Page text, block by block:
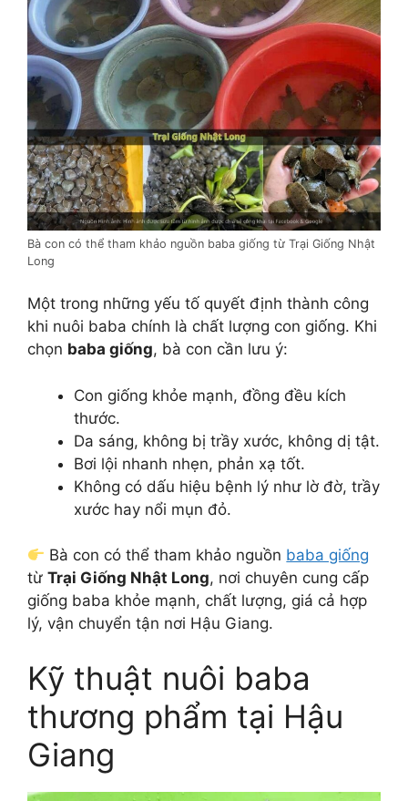
Bà con có thể tham khảo nguồn baba giống từ Trại Giống Nhật
Long
Một trong những yếu tố quyết định thành công
khi nuôi baba chính là chất lượng con giống. Khi
chọn baba giống, bà con cần lưu ý:
Con giống khỏe mạnh, đồng đều kích
thước.
Da sáng, không bị trầy xước, không dị tật.
Bơi lội nhanh nhẹn, phản xạ tốt.
Không có dấu hiệu bệnh lý như lờ đờ, trầy
xước hay nổi mụn đỏ.
Bà con có thể tham khảo nguồn baba giống
từ Trại Giống Nhật Long, nơi chuyên cung cấp
giống baba khỏe mạnh, chất lượng, giá cả hợp
lý, vận chuyển tận nơi Hậu Giang.
Kỹ thuật nuôi baba
thương phẩm tại Hậu
Giang